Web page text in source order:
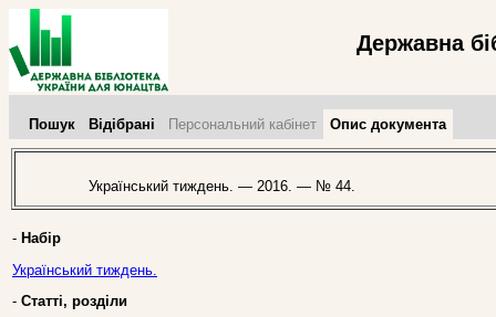
Державна
Пошук Відібрані Персональний кабінет Опис документа
Український тиждень. — 2016. — № 44.
- Набір
Український тиждень.
- Статті, розділи